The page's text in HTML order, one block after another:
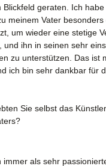
Blickfeld geraten. Ich
meinem Vater besonders
um wieder eine stetige
und ihn in seinen sehr
zu unterstützen. Das ist
ich bin sehr dankbar für
Sie selbst das
immer als sehr